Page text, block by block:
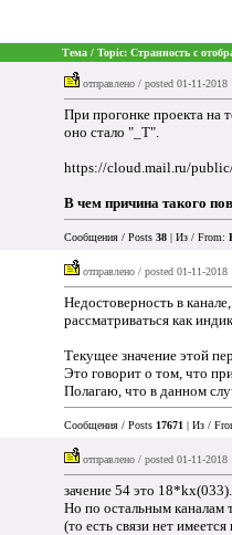
Тема / Topic: Странность с
отправлено / posted 01-11-2018
При прогонке проекта на
оно стало "_Т".
https://cloud.mail.ru/
В чем причина такого
Сообщения / Posts 38 | Из / From:
отправлено / posted 01-11-2018
Недостоверность в
рассматриваться как
Текущее значение этой
Это говорит о том, что
Полагаю, что в данном
Сообщения / Posts 17671 | Из /
отправлено / posted 01-11-2018
зачение 54 это 18*kx(033).
Но по остальным каналам
(то есть связи нет имеется